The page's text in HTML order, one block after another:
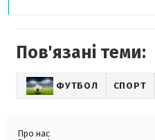
Пов'язані теми:
ФУТБОЛ СПОРТ
Про нас